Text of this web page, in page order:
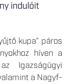
indulóit
kupa” páros
híven a
Igazságügyi
a Nagyf-